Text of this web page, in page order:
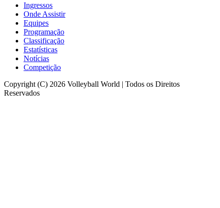
Ingressos
Onde Assistir
Equipes
Programação
Classificação
Estatísticas
Notícias
Competição
Copyright (C) 2026 Volleyball World | Todos os Direitos
Reservados